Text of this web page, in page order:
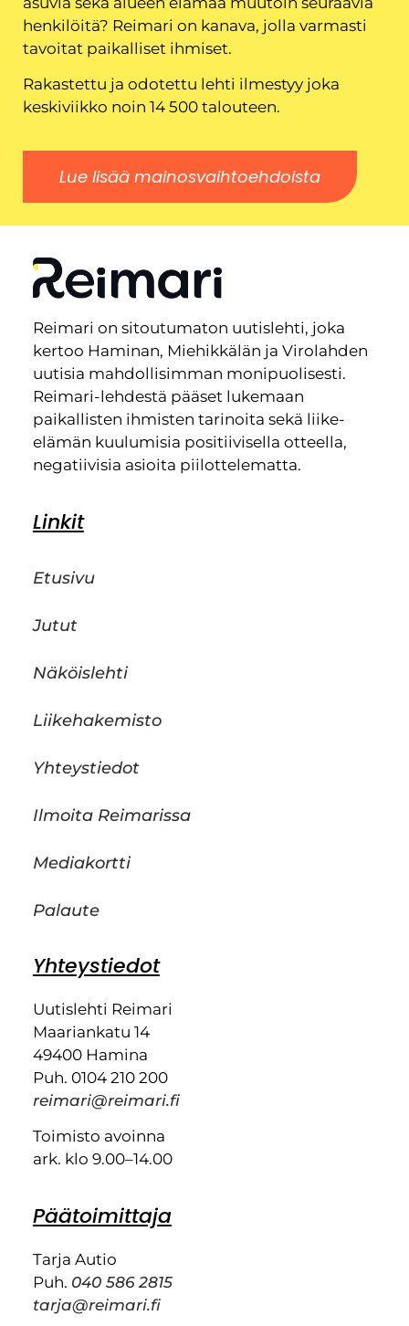
henkilöitä? Reimari on kanava, jolla varmasti
tavoitat paikalliset ihmiset.
Rakastettu ja odotettu lehti ilmestyy joka
keskiviikko noin 14 500 talouteen.
Lue lisää mainosvaihtoehdoista
Reimari on sitoutumaton uutislehti, joka
kertoo Haminan, Miehikkälän ja Virolahden
uutisia mahdollisimman monipuolisesti.
Reimari-lehdestä pääset lukemaan
paikallisten ihmisten tarinoita sekä liike-
elämän kuulumisia positiivisella otteella,
negatiivisia asioita piilottelematta.
Linkit
Etusivu
Jutut
Näköislehti
Liikehakemisto
Yhteystiedot
Ilmoita Reimarissa
Mediakortti
Palaute
Yhteystiedot
Uutislehti Reimari
Maariankatu 14
49400 Hamina
Puh. 0104 210 200
reimari@reimari.fi
Toimisto avoinna
ark. klo 9.00–14.00
Päätoimittaja
Tarja Autio
Puh. 040 586 2815
tarja@reimari.fi